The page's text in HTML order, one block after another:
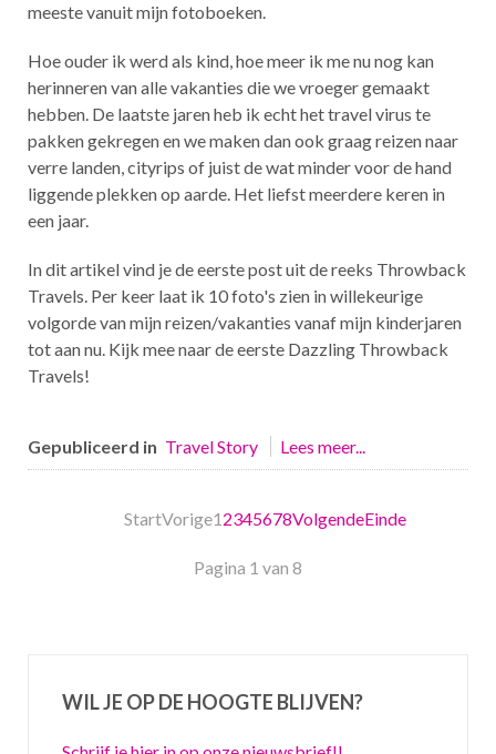
meeste vanuit mijn fotoboeken.
Hoe ouder ik werd als kind, hoe meer ik me nu nog kan
herinneren van alle vakanties die we vroeger gemaakt
hebben. De laatste jaren heb ik echt het travel virus te
pakken gekregen en we maken dan ook graag reizen naar
verre landen, cityrips of juist de wat minder voor de hand
liggende plekken op aarde. Het liefst meerdere keren in
een jaar.
In dit artikel vind je de eerste post uit de reeks Throwback
Travels. Per keer laat ik 10 foto's zien in willekeurige
volgorde van mijn reizen/vakanties vanaf mijn kinderjaren
tot aan nu. Kijk mee naar de eerste Dazzling Throwback
Travels!
Gepubliceerd in Travel Story Lees meer...
StartVorige1 2345678VolgendeEinde
Pagina 1 van 8
WIL JE OP DE HOOGTE BLIJVEN?